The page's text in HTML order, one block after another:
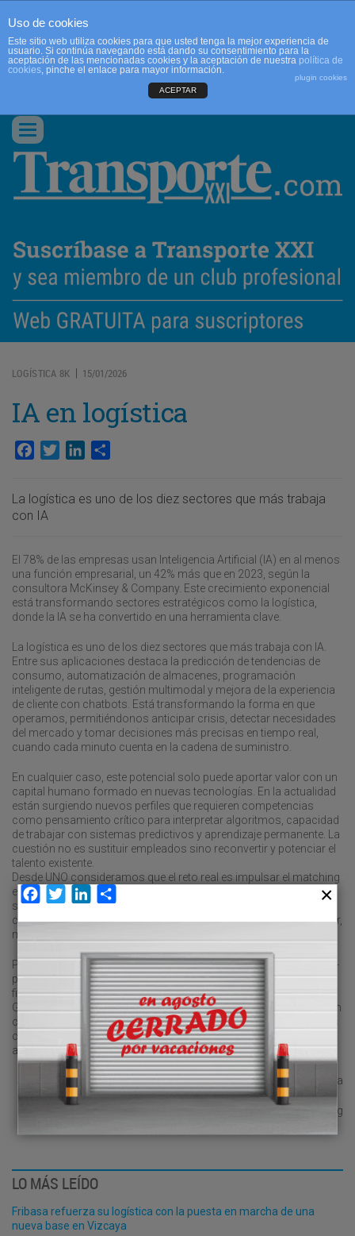
CONTACTO
Conmutar
navegación
LOGÍSTICA 8K | 15/01/2026
IA en logística
Facebook
TwitterLinkedIn
La logística es uno de los diez sectores que más trabaja
con IA
El 78% de las empresas usan Inteligencia Artificial (IA) en al menos
una función empresarial, un 42% más que en 2023, según la
consultora McKinsey & Company. Este crecimiento exponencial
está transformando sectores estratégicos como la logística,
donde la IA se ha convertido en una herramienta clave.
La logística es uno de los diez sectores que más trabaja con IA.
Entre sus aplicaciones destaca la predicción de tendencias de
consumo, automatización de almacenes, programación
inteligente de rutas, gestión multimodal y mejora de la experiencia
de cliente con chatbots. Está transformando la forma en que
operamos, permitiéndonos anticipar crisis, detectar necesidades
del mercado y tomar decisiones más precisas en tiempo real,
cuando cada minuto cuenta en la cadena de suministro.
En cualquier caso, este potencial solo puede aportar valor con un
capital humano formado en nuevas tecnologías. En la actualidad
están surgiendo nuevos perfiles que requieren competencias
como pensamiento crítico para interpretar algoritmos, capacidad
de trabajar con sistemas predictivos y aprendizaje permanente. La
cuestión no es sustituir empleados sino reconvertir y potenciar el
talento existente.
Desde UNO consideramos que el reto real es impulsar el matching
entre tecnología y personas, ya que la combinación de ambos
será la que determine nuestra capacidad de competir, innovar y
crecer. Esta sinergia permite aumentar la competitividad del sector,
minimizar costes y mejorar la experiencia de cliente y trabajador.
Por ello, instamos al Gobierno a reforzar la colaboración público-
privada mediante políticas concretas que incluyan líneas de
financiación específicas vinculadas a fondos europeos Next
Generation; programas formativos en competencias digitales con
certificación oficial reconocida por el sector; y reducciones en las
cotizaciones sociales para incentivar la contratación de talento y
apostar por la competitividad.
Francisco Aranda
presidencia@unologistica.org
LO MÁS LEÍDO
Fribasa refuerza su logística con la puesta en marcha de una
nueva base en Vizcaya
Uso de cookies
Este sitio web utiliza cookies para que usted tenga la mejor experiencia de
usuario. Si continúa navegando está dando su consentimiento para la
aceptación de las mencionadas cookies y la aceptación de nuestra política de
cookies, pinche el enlace para mayor información.
plugin cookies
ACEPTAR
Facebook
TwitterLinkedIn